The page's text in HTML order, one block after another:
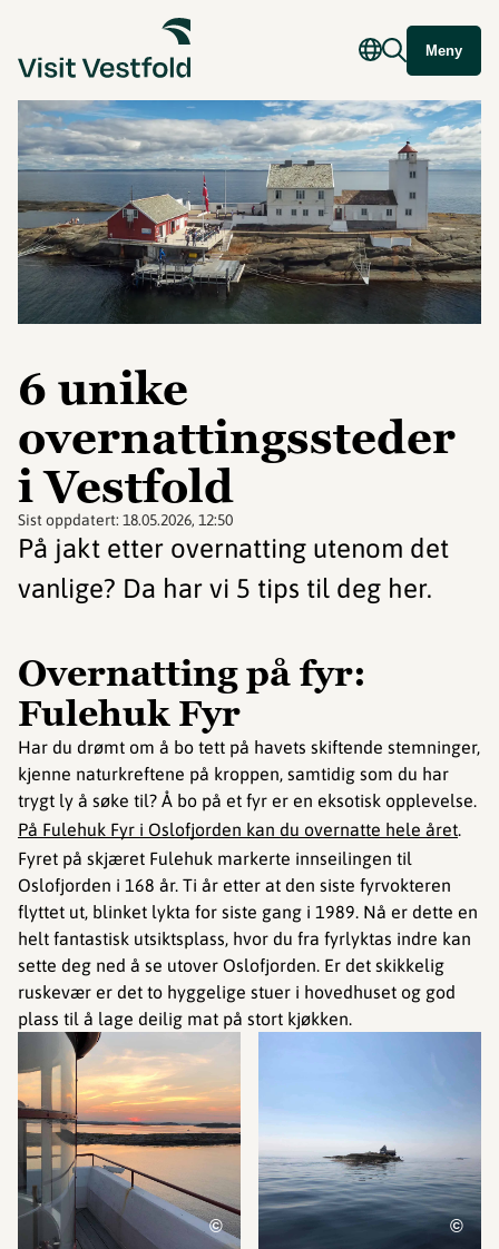
Meny
6 unike
overnattingssteder
i Vestfold
Sist oppdatert: 18.05.2026, 12:50
På jakt etter overnatting utenom det
vanlige? Da har vi 5 tips til deg her.
Overnatting på fyr:
Fulehuk Fyr
Har du drømt om å bo tett på havets skiftende stemninger,
kjenne naturkreftene på kroppen, samtidig som du har
trygt ly å søke til? Å bo på et fyr er en eksotisk opplevelse.
På Fulehuk Fyr i Oslofjorden kan du overnatte hele året.
Fyret på skjæret Fulehuk markerte innseilingen til
Oslofjorden i 168 år. Ti år etter at den siste fyrvokteren
flyttet ut, blinket lykta for siste gang i 1989. Nå er dette en
helt fantastisk utsiktsplass, hvor du fra fyrlyktas indre kan
sette deg ned å se utover Oslofjorden. Er det skikkelig
ruskevær er det to hyggelige stuer i hovedhuset og god
plass til å lage deilig mat på stort kjøkken.
© ©